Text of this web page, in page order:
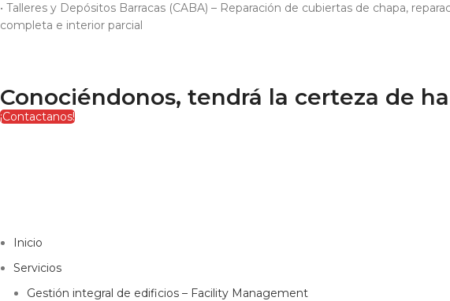
• Talleres y Depósitos Barracas (CABA) – Reparación de cubiertas de chapa,
completa e interior parcial
Conociéndonos, tendrá la certeza de
¡Contactanos!
Inicio
Servicios
Gestión integral de edificios – Facility Management